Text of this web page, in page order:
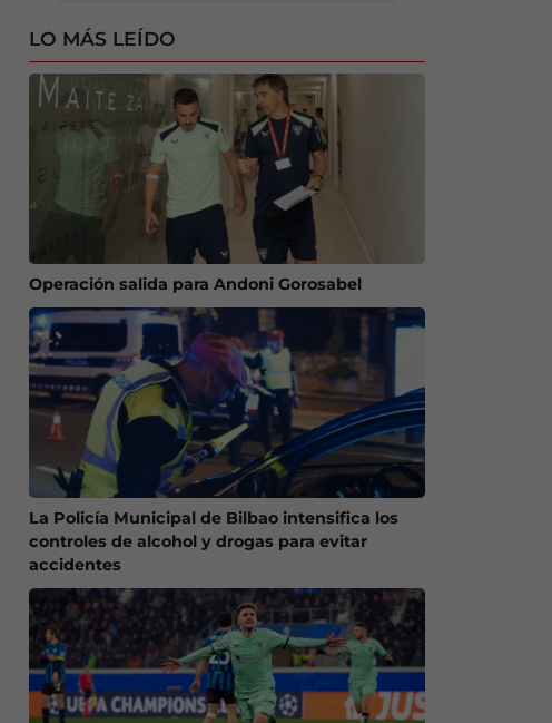
LO MÁS LEÍDO
Operación salida para Andoni Gorosabel
La Policía Municipal de Bilbao intensifica los
controles de alcohol y drogas para evitar
accidentes